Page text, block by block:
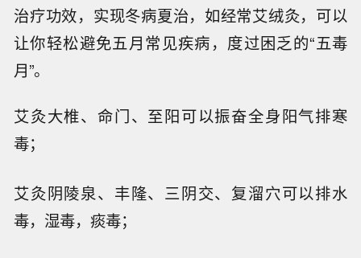
治疗功效，实现冬病夏治，如经常艾绒灸，可以
让你轻松避免五月常见疾病，度过困乏的“五毒
月”。
艾灸大椎、命门、至阳可以振奋全身阳气排寒
毒；
艾灸阴陵泉、丰隆、三阴交、复溜穴可以排水
毒，湿毒，痰毒；